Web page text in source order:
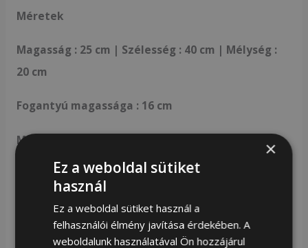
Méretek
Magasság : 25 cm | Szélesség : 40 cm | Mélység :
20 cm
Fogantyú magassága : 16 cm
Maximális szíjhossz : 136 cm
Könnyű utazótáska tartós poliészterből – Rovicky
Tökéletes kézipoggyásznak a Wizzair és a
Ryanair számára egyaránt – megfelel a
×
Ez a weboldal sütiket
használ
Ez a weboldal sütiket használ a
felhasználói élmény javítása érdekében. A
weboldalunk használatával Ön hozzájárul